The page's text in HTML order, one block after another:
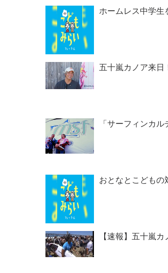
ホームレス中学生
五十嵐カノア来日
「サーフィンカ
おとなとこどもの
【速報】五十嵐